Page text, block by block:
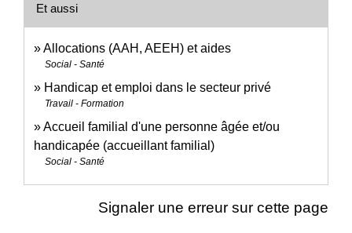
Et aussi
Allocations (AAH, AEEH) et aides
Social - Santé
Handicap et emploi dans le secteur privé
Travail - Formation
Accueil familial d'une personne âgée et/ou
handicapée (accueillant familial)
Social - Santé
Signaler une erreur sur cette page